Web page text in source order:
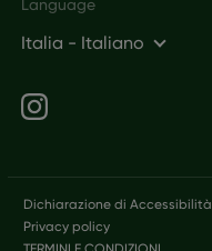
Language
Italia - Italiano
Legal
Dichiarazione di Accessibilità
Privacy policy